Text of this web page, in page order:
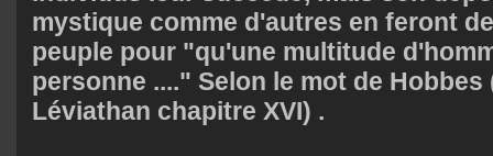
mystique comme d'autres en feront
peuple pour "qu'une multitude
personne ...." Selon le mot de Hobbes
Léviathan chapitre XVI) .